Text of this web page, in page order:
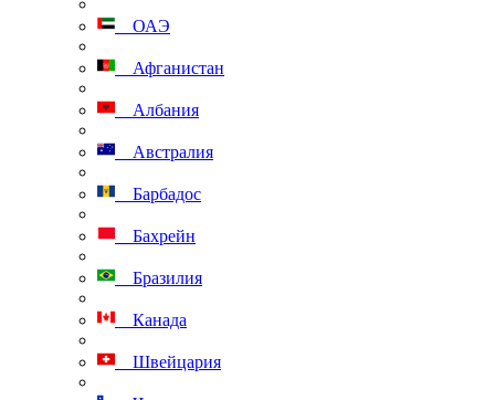
ОАЭ
Афганистан
Албания
Австралия
Барбадос
Бахрейн
Бразилия
Канада
Швейцария